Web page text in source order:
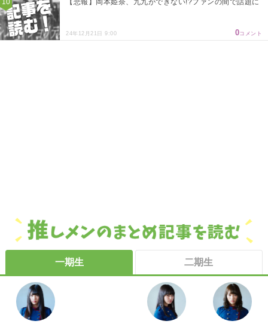
24年12月21日 9:00 0コメント
一期生 二期生